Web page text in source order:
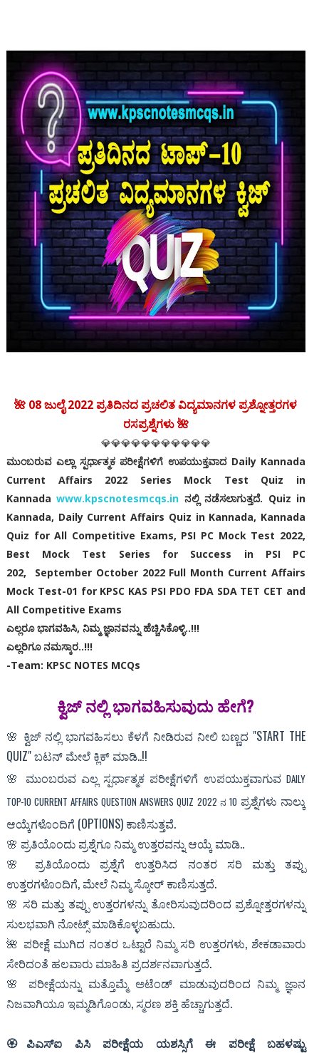
🌺 08 ಜುಲೈ 2022 ಪ್ರತಿದಿನದ ಪ್ರಚಲಿತ ವಿದ್ಯಮಾನಗಳ ಪ್ರಶ್ನೋತ್ತರಗಳ
ರಸಪ್ರಶ್ನೆಗಳು 🌺
💎💎💎💎💎💎💎💎💎💎💎
ಮುಂಬರುವ ಎಲ್ಲಾ ಸ್ಪರ್ಧಾತ್ಮಕ ಪರೀಕ್ಷೆಗಳಿಗೆ ಉಪಯುಕ್ತವಾದ Daily Kannada
Current Affairs 2022 Series Mock Test Quiz in
Kannadawww.kpscnotesmcqs.in ನಲ್ಲಿ ನಡೆಸಲಾಗುತ್ತದೆ‌. Quiz in
Kannada, Daily Current Affairs Quiz in Kannada, Kannada
Quiz for All Competitive Exams, PSI PC Mock Test 2022,
Best Mock Test Series for Success in PSI PC
202, September October 2022 Full Month Current Affairs
Mock Test-01 for KPSC KAS PSI PDO FDA SDA TET CET and
All Competitive Exams
ಎಲ್ಲರೂ ಭಾಗವಹಿಸಿ, ನಿಮ್ಮ ಜ್ಞಾನವನ್ನು ಹೆಚ್ಚಿಸಿಕೊಳ್ಳಿ..!!!
ಎಲ್ಲರಿಗೂ ನಮಸ್ಕಾರ..!!!
-Team: KPSC NOTES MCQs
ಕ್ವಿಜ್ ನಲ್ಲಿ‌ ಭಾಗವಹಿಸುವುದು ಹೇಗೆ?
🌸 ಕ್ವಿಜ್ ನಲ್ಲಿ ಭಾಗವಹಿಸಲು ಕೆಳಗೆ ನೀಡಿರುವ ನೀಲಿ ಬಣ್ಣದ "START THE
QUIZ" ಬಟನ್ ಮೇಲೆ ಕ್ಲಿಕ್ ಮಾಡಿ..!!
🌸 ಮುಂಬರುವ ಎಲ್ಲ ಸ್ಪರ್ಧಾತ್ಮಕ ಪರೀಕ್ಷೆಗಳಿಗೆ ಉಪಯುಕ್ತವಾಗುವDAILY
TOP-10 CURRENT AFFAIRS QUESTION ANSWERS QUIZ 2022 ನ 10 ಪ್ರಶ್ನೆಗಳು ನಾಲ್ಕು
ಆಯ್ಕೆಗಳೊಂದಿಗೆ (OPTIONS) ಕಾಣಿಸುತ್ತವೆ.
🌸 ಪ್ರತಿಯೊಂದು ಪ್ರಶ್ನೆಗೂ ನಿಮ್ಮ ಉತ್ತರವನ್ನು ಆಯ್ಕೆ ಮಾಡಿ..
🌸 ಪ್ರತಿಯೊಂದು ಪ್ರಶ್ನೆಗೆ ಉತ್ತರಿಸಿದ ನಂತರ ಸರಿ ಮತ್ತು ತಪ್ಪು
ಉತ್ತರಗಳೊಂದಿಗೆ, ಮೇಲೆ ನಿಮ್ಮ ಸ್ಕೋರ್ ಕಾಣಿಸುತ್ತದೆ.
🌸 ಸರಿ ಮತ್ತು ತಪ್ಪು ಉತ್ತರಗಳನ್ನು ತೋರಿಸುವುದರಿಂದ ಪ್ರಶ್ನೋತ್ತರಗಳನ್ನು
ಸುಲಭವಾಗಿ ನೋಟ್ಸ್ ಮಾಡಿಕೊಳ್ಳಬಹುದು.
🌺 ಪರೀಕ್ಷೆ ಮುಗಿದ ನಂತರ ಒಟ್ಟಾರೆ ನಿಮ್ಮ ಸರಿ ಉತ್ತರಗಳು, ಶೇಕಡಾವಾರು
ಸೇರಿದಂತೆ ಹಲವಾರು ಮಾಹಿತಿ ಪ್ರದರ್ಶನವಾಗುತ್ತದೆ.
🌸 ಪರೀಕ್ಷೆಯನ್ನು ಮತ್ತೊಮ್ಮೆ ಅಟೆಂಡ್ ಮಾಡುವುದರಿಂದ ನಿಮ್ಮ ಜ್ಞಾನ
ನಿಜವಾಗಿಯೂ ಇಮ್ಮಡಿಗೊಂಡು, ಸ್ಮರಣ ಶಕ್ತಿ ಹೆಚ್ಚಾಗುತ್ತದೆ.
🏵ಪಿಎಸ್ಐ ಪಿಸಿ ಪರೀಕ್ಷೆಯ ಯಶಸ್ಸಿಗೆ ಈ ಪರೀಕ್ಷೆ ಬಹಳಷ್ಟು